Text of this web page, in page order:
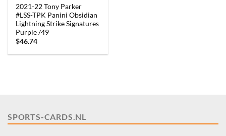
2021-22 Tony Parker
#LSS-TPK Panini Obsidian
Lightning Strike Signatures
Purple /49
$46.74
SPORTS-CARDS.NL